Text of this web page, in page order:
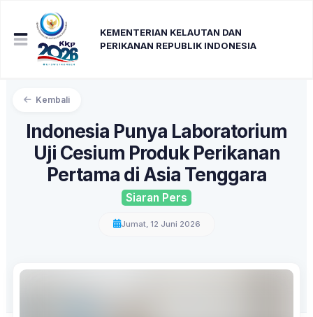
KEMENTERIAN KELAUTAN DAN
PERIKANAN REPUBLIK INDONESIA
Kembali
Indonesia Punya Laboratorium
Uji Cesium Produk Perikanan
Pertama di Asia Tenggara
Siaran Pers
Jumat, 12 Juni 2026